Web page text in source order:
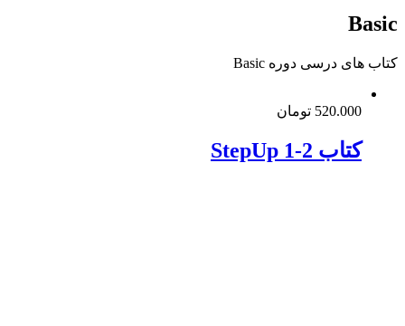
Basic
کتاب های درسی دوره Basic
520.000 تومان
کتاب StepUp 1-2